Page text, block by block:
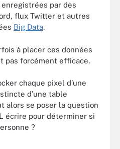
par des
flux Twitter et autres
Big Data.
à placer ces données
pas forcément efficace.
chaque pixel d’une
d’une table
alors se poser la question
écrire pour déterminer si
?